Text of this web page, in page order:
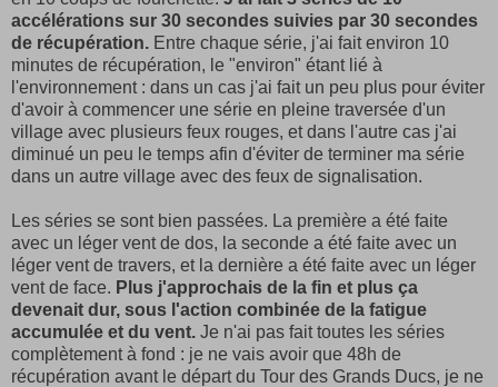
accélérations sur 30 secondes suivies par 30 secondes
de récupération. Entre chaque série, j'ai fait environ 10
minutes de récupération, le "environ" étant lié à
l'environnement : dans un cas j'ai fait un peu plus pour éviter
d'avoir à commencer une série en pleine traversée d'un
village avec plusieurs feux rouges, et dans l'autre cas j'ai
diminué un peu le temps afin d'éviter de terminer ma série
dans un autre village avec des feux de signalisation.
Les séries se sont bien passées. La première a été faite
avec un léger vent de dos, la seconde a été faite avec un
léger vent de travers, et la dernière a été faite avec un léger
vent de face. Plus j'approchais de la fin et plus ça
devenait dur, sous l'action combinée de la fatigue
accumulée et du vent. Je n'ai pas fait toutes les séries
complètement à fond : je ne vais avoir que 48h de
récupération avant le départ du Tour des Grands Ducs, je ne